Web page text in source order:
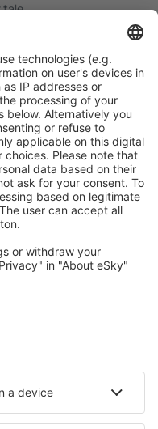
tale.
gratuită de anulare.
pentru utilizatorii
hoteluri, cabane,
utilizatorii eSky
Cazare în Frejus